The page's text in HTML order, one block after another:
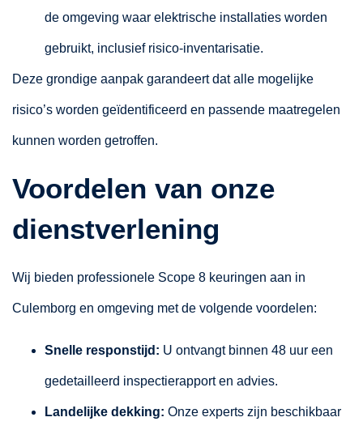
de omgeving waar elektrische installaties worden
gebruikt, inclusief risico-inventarisatie.
Deze grondige aanpak garandeert dat alle mogelijke
risico’s worden geïdentificeerd en passende maatregelen
kunnen worden getroffen.
Voordelen van onze
dienstverlening
Wij bieden professionele Scope 8 keuringen aan in
Culemborg en omgeving met de volgende voordelen:
Snelle responstijd: U ontvangt binnen 48 uur een
gedetailleerd inspectierapport en advies.
Landelijke dekking: Onze experts zijn beschikbaar